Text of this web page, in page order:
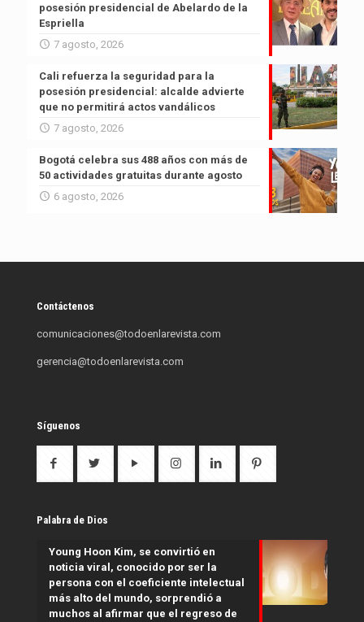
posesión presidencial de Abelardo de la
Espriella
7 agosto, 2026
Cali refuerza la seguridad para la
posesión presidencial: alcalde advierte
que no permitirá actos vandálicos
7 agosto, 2026
Bogotá celebra sus 488 años con más de
50 actividades gratuitas durante agosto
6 agosto, 2026
Contáctenos
comunicaciones@todoenlarevista.com
gerencia@todoenlarevista.com
Síguenos
Palabra de Dios
Young Hoon Kim, se convirtió en
noticia viral, conocido por ser la
persona con el coeficiente intelectual
más alto del mundo, sorprendió a
muchos al afirmar que el regreso de